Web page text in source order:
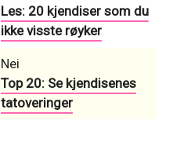
Les: 20 kjendiser som du
ikke visste røyker
Nei
Top 20: Se kjendisenes
tatoveringer